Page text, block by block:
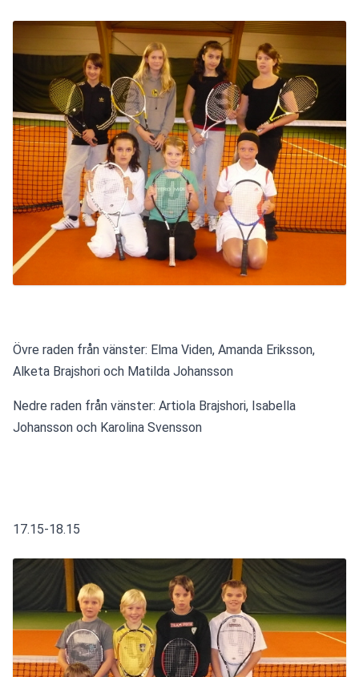
Övre raden från vänster: Elma Viden, Amanda Eriksson,
Alketa Brajshori och Matilda Johansson
Nedre raden från vänster: Artiola Brajshori, Isabella
Johansson och Karolina Svensson
17.15-18.15